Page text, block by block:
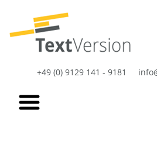
+49 (0) 9129 141 - 9181